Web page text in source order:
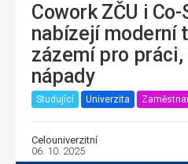
Cowork ZČU i Co-
nabízejí moderní
zázemí pro práci,
nápady
Studující Univerzita
Celouniverzitní
06. 10. 2025